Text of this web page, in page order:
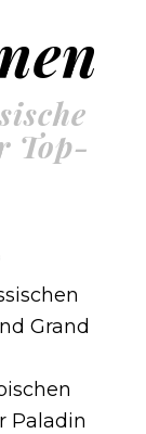
Top-
Grand
Paladin